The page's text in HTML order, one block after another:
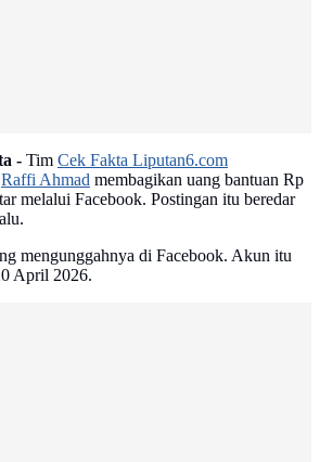
- Tim Cek Fakta Liputan6.com
Raffi Ahmad membagikan uang bantuan Rp
melalui Facebook. Postingan itu beredar
mengunggahnya di Facebook. Akun itu
April 2026.